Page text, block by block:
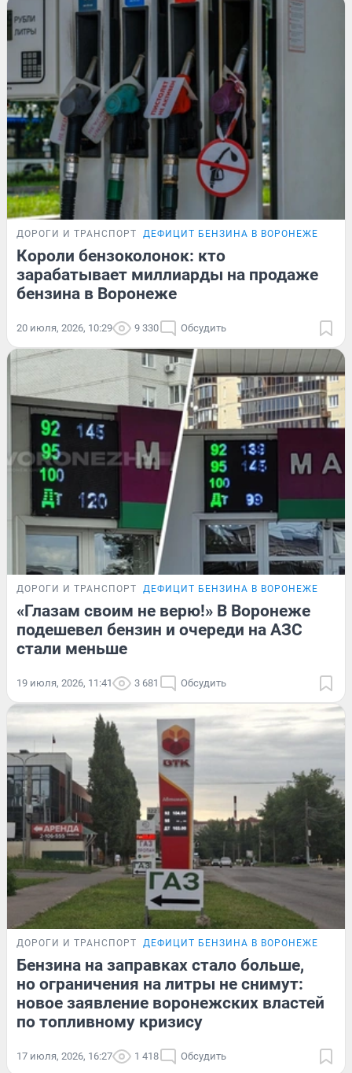
ДОРОГИ И ТРАНСПОРТ ДЕФИЦИТ БЕНЗИНА В ВОРОНЕЖЕ
Короли бензоколонок: кто
зарабатывает миллиарды на продаже
бензина в Воронеже
20 июля, 2026, 10:29 9 330 Обсудить
ДОРОГИ И ТРАНСПОРТ ДЕФИЦИТ БЕНЗИНА В ВОРОНЕЖЕ
«Глазам своим не верю!» В Воронеже
подешевел бензин и очереди на АЗС
стали меньше
19 июля, 2026, 11:41 3 681 Обсудить
ДОРОГИ И ТРАНСПОРТ ДЕФИЦИТ БЕНЗИНА В ВОРОНЕЖЕ
Бензина на заправках стало больше,
но ограничения на литры не снимут:
новое заявление воронежских властей
по топливному кризису
17 июля, 2026, 16:27 1 418 Обсудить